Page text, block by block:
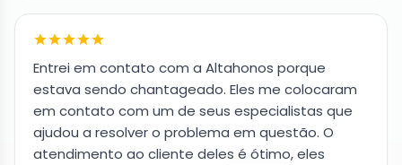
Entrei em contato com a Altahonos porque
estava sendo chantageado. Eles me colocaram
em contato com um de seus especialistas que
ajudou a resolver o problema em questão. O
atendimento ao cliente deles é ótimo, eles